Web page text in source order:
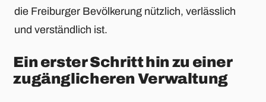
die Freiburger Bevölkerung nützlich, verlässlich
und verständlich ist.
Ein erster Schritt hin zu einer
zugänglicheren Verwaltung